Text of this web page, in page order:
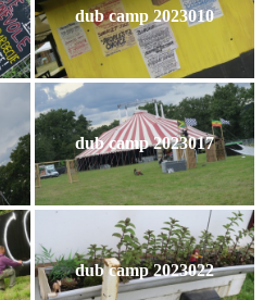
dub camp 2023010
dub camp 2023017
dub camp 2023022